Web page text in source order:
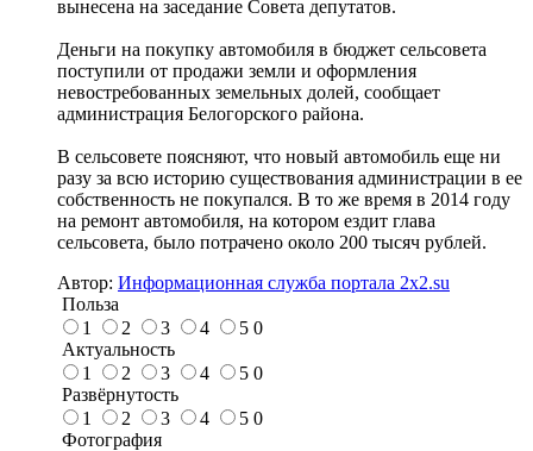
вынесена на заседание Совета депутатов.
Деньги на покупку автомобиля в бюджет сельсовета
поступили от продажи земли и оформления
невостребованных земельных долей, сообщает
администрация Белогорского района.
В сельсовете поясняют, что новый автомобиль еще ни
разу за всю историю существования администрации в ее
собственность не покупался. В то же время в 2014 году
на ремонт автомобиля, на котором ездит глава
сельсовета, было потрачено около 200 тысяч рублей.
Автор: Информационная служба портала 2x2.su
Польза
1
2 3 4 5 0
Актуальность
1
2 3 4 5 0
Развёрнутость
1
2 3 4 5 0
Фотография